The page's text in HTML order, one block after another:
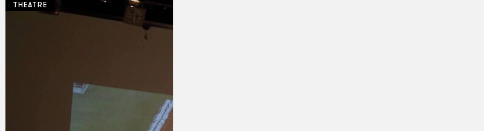
Tarian
Penapisan
Mengenai Kami
THEATRE